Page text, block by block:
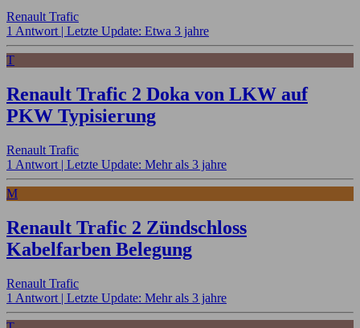
Renault Trafic
1 Antwort | Letzte Update: Etwa 3 jahre
T
Renault Trafic 2 Doka von LKW auf
PKW Typisierung
Renault Trafic
1 Antwort | Letzte Update: Mehr als 3 jahre
M
Renault Trafic 2 Zündschloss
Kabelfarben Belegung
Renault Trafic
1 Antwort | Letzte Update: Mehr als 3 jahre